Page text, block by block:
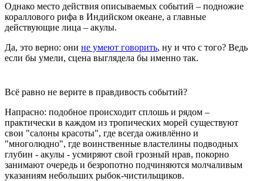
Однако место действия описываемых событий – подножие
кораллового рифа в Индийском океане, а главные
действующие лица – акулы.
Да, это верно: они не умеют говорить, ну и что с того? Ведь
если бы умели, сцена выглядела бы именно так.
Всё равно не верите в правдивость событий?
Напрасно: подобное происходит сплошь и рядом –
практически в каждом из тропических морей существуют
свои "салоны красоты", где всегда оживлённо и
"многолюдно", где воинственные властелины подводных
глубин - акулы - усмиряют свой грозный нрав, покорно
занимают очередь и безропотно подчиняются молчаливым
указаниям небольших рыбок-чистильщиков.